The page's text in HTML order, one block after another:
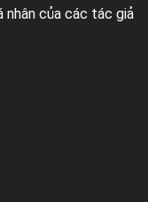
nhân của các tác giả